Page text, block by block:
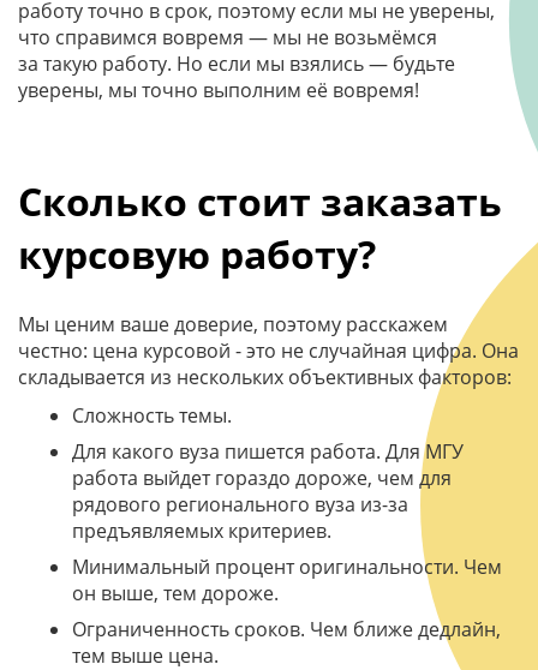
работу точно в срок, поэтому если мы не уверены,
что справимся вовремя — мы не возьмёмся
за такую работу. Но если мы взялись — будьте
уверены, мы точно выполним её вовремя!
Сколько стоит заказать
курсовую работу?
Мы ценим ваше доверие, поэтому расскажем
честно: цена курсовой - это не случайная цифра. Она
складывается из нескольких объективных факторов:
Сложность темы.
Для какого вуза пишется работа. Для МГУ
работа выйдет гораздо дороже, чем для
рядового регионального вуза из-за
предъявляемых критериев.
Минимальный процент оригинальности. Чем
он выше, тем дороже.
Ограниченность сроков. Чем ближе дедлайн,
тем выше цена.